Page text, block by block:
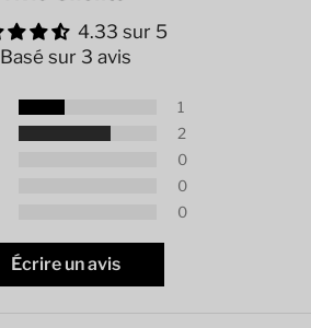
4.33 sur 5
Basé sur 3 avis
1
2
0
0
0
Écrire un avis